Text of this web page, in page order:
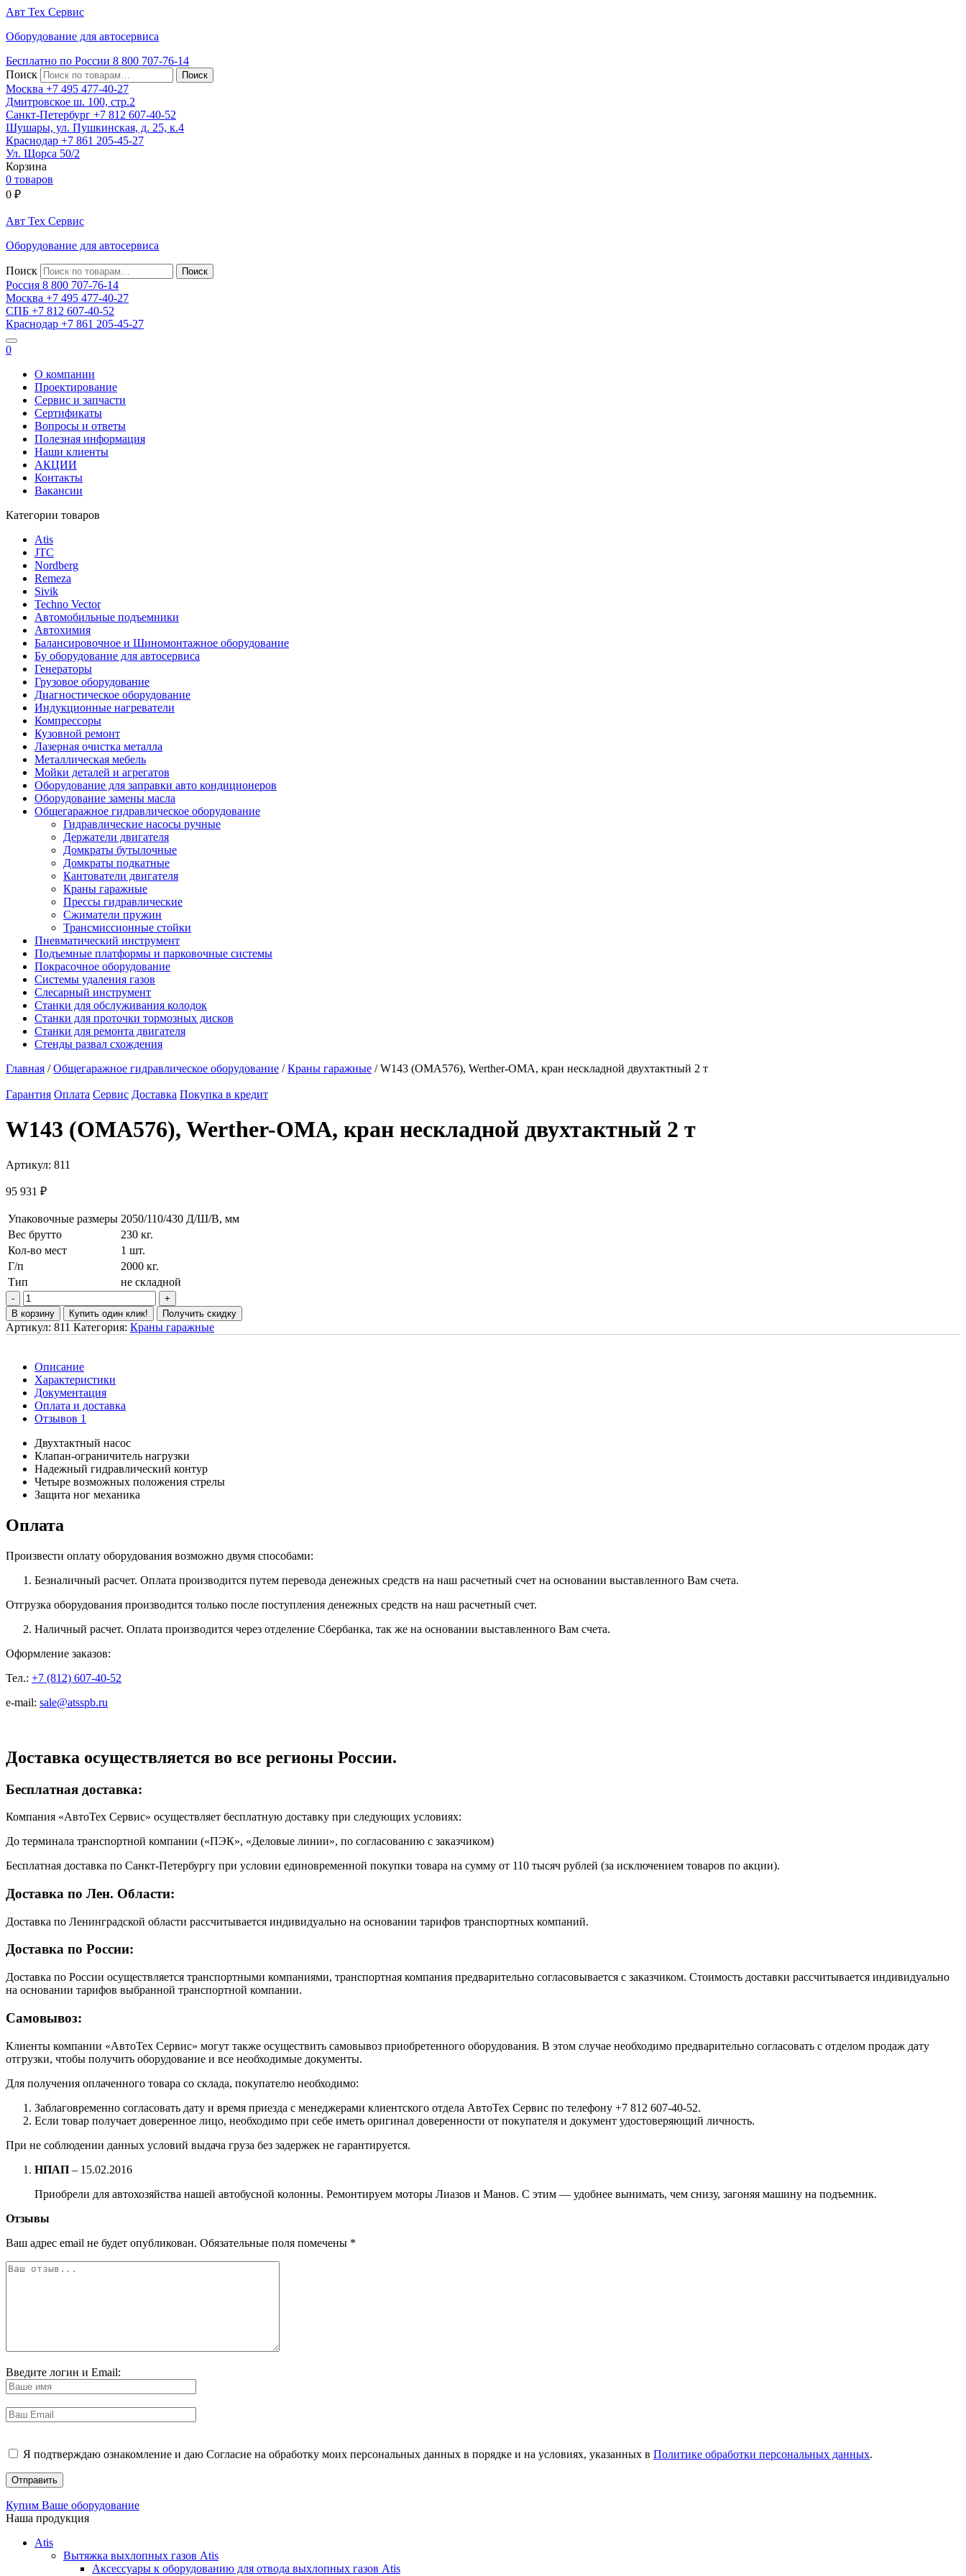
Авт Тех Сервис
Оборудование для автосервиса
Бесплатно по России 8 800 707-76-14
Поиск
Москва +7 495 477-40-27
Дмитровское ш. 100, стр.2
Санкт-Петербург +7 812 607-40-52
Шушары, ул. Пушкинская, д. 25, к.4
Краснодар +7 861 205-45-27
Ул. Щорса 50/2
Корзина
0 товаров
0 ₽
Авт Тех Сервис
Оборудование для автосервиса
Поиск
Россия 8 800 707-76-14
Москва +7 495 477-40-27
СПБ +7 812 607-40-52
Краснодар +7 861 205-45-27
0
О компании
Проектирование
Сервис и запчасти
Сертификаты
Вопросы и ответы
Полезная информация
Наши клиенты
АКЦИИ
Контакты
Вакансии
Категории товаров
Atis
JTC
Nordberg
Remeza
Sivik
Techno Vector
Автомобильные подъемники
Автохимия
Балансировочное и Шиномонтажное оборудование
Бу оборудование для автосервиса
Генераторы
Грузовое оборудование
Диагностическое оборудование
Индукционные нагреватели
Компрессоры
Кузовной ремонт
Лазерная очистка металла
Металлическая мебель
Мойки деталей и агрегатов
Оборудование для заправки авто кондиционеров
Оборудование замены масла
Общегаражное гидравлическое оборудование
Гидравлические насосы ручные
Держатели двигателя
Домкраты бутылочные
Домкраты подкатные
Кантователи двигателя
Краны гаражные
Прессы гидравлические
Сжиматели пружин
Трансмиссионные стойки
Пневматический инструмент
Подъемные платформы и парковочные системы
Покрасочное оборудование
Системы удаления газов
Слесарный инструмент
Станки для обслуживания колодок
Станки для проточки тормозных дисков
Станки для ремонта двигателя
Стенды развал схождения
Главная /Общегаражное гидравлическое оборудование /Краны гаражные / W143 (OMA576), Werther-OMA, кран нескладной двухтактный 2 т
Гарантия Оплата Сервис Доставка Покупка в кредит
W143 (OMA576), Werther-OMA, кран нескладной двухтактный 2 т
Артикул: 811
95 931 ₽
Упаковочные размеры 2050/110/430 Д/Ш/В, мм
Вес брутто
230 кг.
Кол-во мест
1 шт.
Г/п
2000 кг.
Тип
не складной
В корзину Купить один клик! Получить скидку
Артикул: 811 Категория: Краны гаражные
Описание
Характеристики
Документация
Оплата и доставка
Отзывов 1
Двухтактный насос
Клапан-ограничитель нагрузки
Надежный гидравлический контур
Четыре возможных положения стрелы
Защита ног механика
Оплата
Произвести оплату оборудования возможно двумя способами:
Безналичный расчет. Оплата производится путем перевода денежных средств на наш расчетный счет на основании выставленного Вам счета.
Отгрузка оборудования производится только после поступления денежных средств на наш расчетный счет.
Наличный расчет. Оплата производится через отделение Сбербанка, так же на основании выставленного Вам счета.
Оформление заказов:
Тел.: +7 (812) 607-40-52
e-mail: sale@atsspb.ru
Доставка осуществляется во все регионы России.
Бесплатная доставка:
Компания «АвтоТех Сервис» осуществляет бесплатную доставку при следующих условиях:
До терминала транспортной компании («ПЭК», «Деловые линии», по согласованию с заказчиком)
Бесплатная доставка по Санкт-Петербургу при условии единовременной покупки товара на сумму от 110 тысяч рублей (за исключением товаров по акции).
Доставка по Лен. Области:
Доставка по Ленинградской области рассчитывается индивидуально на основании тарифов транспортных компаний.
Доставка по России:
Доставка по России осуществляется транспортными компаниями, транспортная компания предварительно согласовывается с заказчиком. Стоимость доставки рассчитывается индивидуально
на основании тарифов выбранной транспортной компании.
Самовывоз:
Клиенты компании «АвтоТех Сервис» могут также осуществить самовывоз приобретенного оборудования. В этом случае необходимо предварительно согласовать с отделом продаж дату
отгрузки, чтобы получить оборудование и все необходимые документы.
Для получения оплаченного товара со склада, покупателю необходимо:
Заблаговременно согласовать дату и время приезда с менеджерами клиентского отдела АвтоТех Сервис по телефону +7 812 607-40-52.
Если товар получает доверенное лицо, необходимо при себе иметь оригинал доверенности от покупателя и документ удостоверяющий личность.
При не соблюдении данных условий выдача груза без задержек не гарантируется.
НПАП – 15.02.2016
Приобрели для автохозяйства нашей автобусной колонны. Ремонтируем моторы Лиазов и Манов. С этим — удобнее вынимать, чем снизу, загоняя машину на подъемник.
Отзывы
Ваш адрес email не будет опубликован. Обязательные поля помечены *
Введите логин и Email:
Я подтверждаю ознакомление и даю Согласие на обработку моих персональных данных в порядке и на условиях, указанных в Политике обработки персональных данных.
Купим Ваше оборудование
Наша продукция
Atis
Вытяжка выхлопных газов Atis
Аксессуары к оборудованию для отвода выхлопных газов Atis